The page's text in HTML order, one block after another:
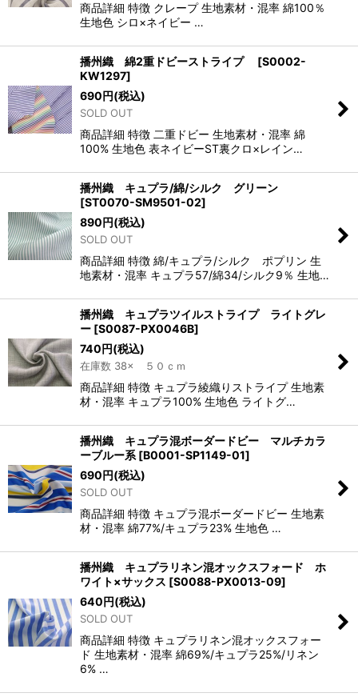
商品詳細 特徴 クレープ 生地素材・混率 綿100％
生地色 シロ×ネイビー …
播州織 綿2重ドビーストライプ [S0002-
KW1297]
690円(税込)
SOLD OUT
商品詳細 特徴 二重ドビー 生地素材・混率 綿
100% 生地色 表ネイビーST裏クロ×レイン…
播州織 キュプラ/綿/シルク グリーン
[ST0070-SM9501-02]
890円(税込)
SOLD OUT
商品詳細 特徴 綿/キュプラ/シルク ポプリン 生
地素材・混率 キュプラ57/綿34/シルク9％ 生地…
播州織 キュプラツイルストライプ ライトグレ
ー [S0087-PX0046B]
740円(税込)
在庫数 38× ５０ｃｍ
商品詳細 特徴 キュプラ綾織りストライプ 生地素
材・混率 キュプラ100% 生地色 ライトグ…
播州織 キュプラ混ボーダードビー マルチカラ
ーブルー系 [B0001-SP1149-01]
690円(税込)
SOLD OUT
商品詳細 特徴 キュプラ混ボーダードビー 生地素
材・混率 綿77%/キュプラ23% 生地色 …
播州織 キュプラリネン混オックスフォード ホ
ワイト×サックス [S0088-PX0013-09]
640円(税込)
SOLD OUT
商品詳細 特徴 キュプラリネン混オックスフォー
ド 生地素材・混率 綿69%/キュプラ25%/リネン
6% …